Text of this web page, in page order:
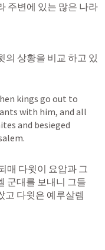
주변에 있는 많은 나라
의 상황을 비교 하고 있
kings go out to
with him, and all
and besieged
매 다윗이 요압과 그
군대를 보내니 그들
고 다윗은 예루살렘